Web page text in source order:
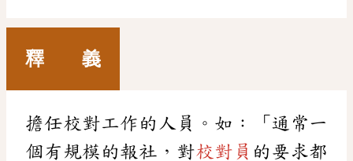
釋 義
擔任校對工作的人員。如：「通常一
個有規模的報社，對校對員 的要求都